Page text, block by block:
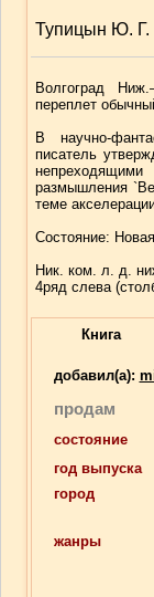
Тупицын Ю. Г.
Волгоград
переплет
В научно-
писатель
размышления
теме
Состояние: Новая
Ник. ком. л. д.
4ряд слева
Книга
добавил(a):
продам
состояние
год выпуска
город
жанры